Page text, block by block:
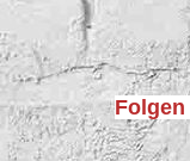
Folgen